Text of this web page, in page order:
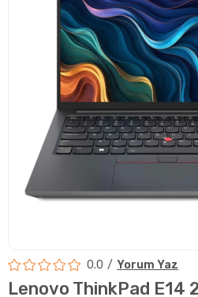
0.0 Yorum Yaz
Lenovo ThinkPad E14